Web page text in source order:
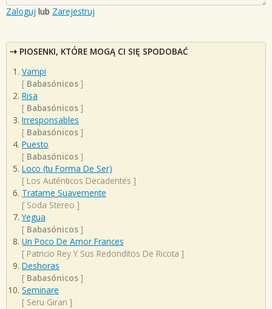
Zaloguj lub Zarejestruj
PIOSENKI, KTÓRE MOGĄ CI SIĘ SPODOBAĆ
Vampi
[ Babasónicos ]
Risa
[ Babasónicos ]
Irresponsables
[ Babasónicos ]
Puesto
[ Babasónicos ]
Loco (tu Forma De Ser)
[ Los Auténticos Decadentes ]
Tratame Suavemente
[ Soda Stereo ]
Yegua
[ Babasónicos ]
Un Poco De Amor Frances
[ Patricio Rey Y Sus Redonditos De Ricota ]
Deshoras
[ Babasónicos ]
Seminare
[ Seru Giran ]